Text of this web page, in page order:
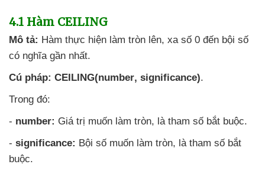
4.1 Hàm CEILING
Mô tả: Hàm thực hiện làm tròn lên, xa số 0 đến bội số
có nghĩa gần nhất.
Cú pháp: CEILING(number, significance).
Trong đó:
- number: Giá trị muốn làm tròn, là tham số bắt buộc.
- significance: Bội số muốn làm tròn, là tham số bắt
buộc.